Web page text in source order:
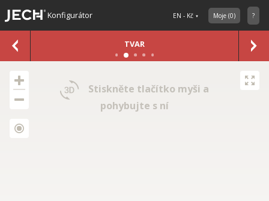
Konfigurátor EN - Kč Moje (0) ?
TVAR
Stiskněte tlačítko myši a
pohybujte s ní